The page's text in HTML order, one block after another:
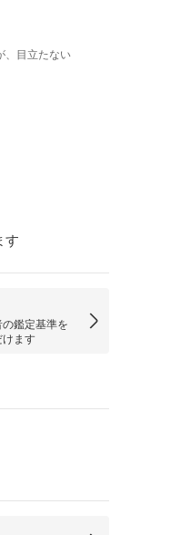
、目立たない
す
鑑定基準を
ます